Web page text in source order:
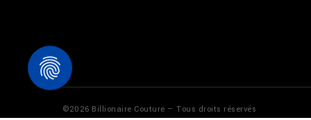
©2026 Billionaire Couture — Tous droits réservés